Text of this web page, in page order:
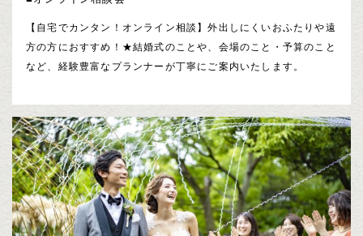
【自宅でカンタン！オンライン相談】外出しにくいおふたりや遠
方の方におすすめ！★結婚式のことや、会場のこと・予算のこと
など、経験豊富なプランナーが丁寧にご案内いたします。